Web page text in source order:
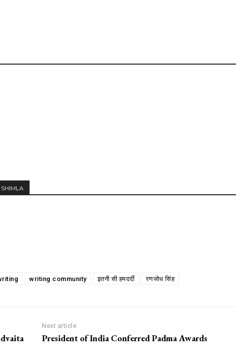
SHIMLA
writing community इतनी सी हमदर्दी रणजोध सिंह
Next article
President of India Conferred Padma Awards